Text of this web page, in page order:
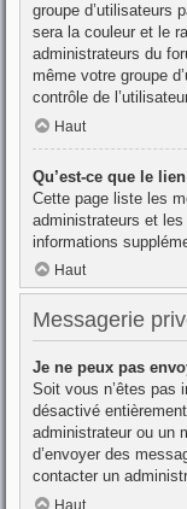
groupe d’utilisateurs
sera la couleur et le
administrateurs du
même votre groupe
contrôle de
Haut
Qu’est-ce que le
Cette page liste les
administrateurs et
informations
Haut
Messagerie
Je ne peux pas
Soit vous n’êtes pas
désactivé
administrateur ou un
d’envoyer des
contacter un
Haut